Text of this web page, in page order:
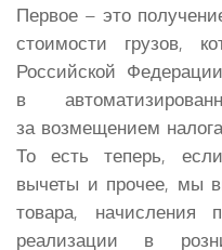
Первое – это
стоимости грузов,
Российской
в
за возмещением
То есть теперь,
вычеты и прочее, мы
товара,
реализации в